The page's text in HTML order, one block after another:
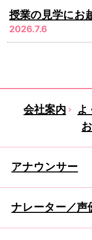
授業の見学にお
2026.7.6
会社案内 よ
アナウンサー
ナレーター／声